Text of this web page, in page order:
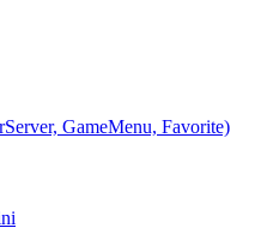
GameMenu, Favorite)